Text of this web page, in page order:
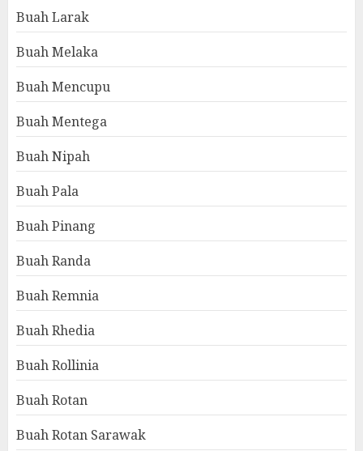
Buah Larak
Buah Melaka
Buah Mencupu
Buah Mentega
Buah Nipah
Buah Pala
Buah Pinang
Buah Randa
Buah Remnia
Buah Rhedia
Buah Rollinia
Buah Rotan
Buah Rotan Sarawak